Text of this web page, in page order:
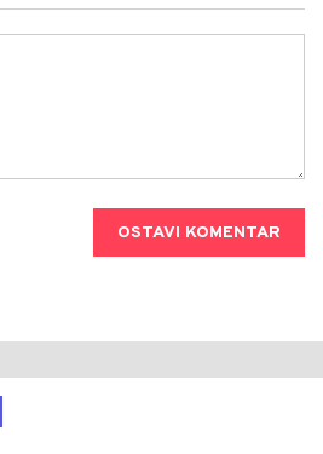
OSTAVI KOMENTAR